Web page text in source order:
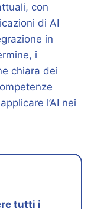
con
di AI
in
i
chiara dei
l’AI nei
tutti i